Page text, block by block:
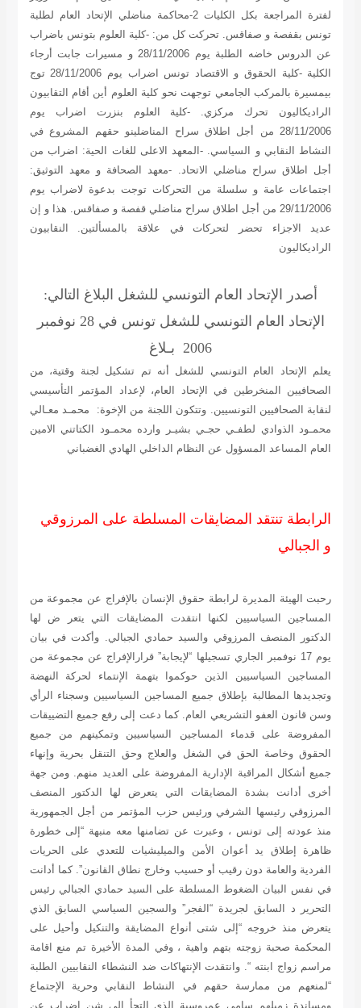
لفترة المراجعة بكل الكليات 2-محاكمة مناضلي الإتحاد العام لطلبة
تونس بقفصة و صفاقس. تحركت كل من: -كلية العلوم بتونس باضراب
عن الدروس خاضه الطلبة يوم 28/11/2006 و مسيرات جابت أرجاء
الكلية -كلية الحقوق و الاقتصاد تونس اضراب يوم 28/11/2006 توج
بيمسيرة بالمركب الجامعي توجهت نحو كلية العلوم أين أقام التقابيون
الراديكاليون تحرك مركزي. -كلية العلوم بنزرت اضراب يوم
28/11/2006 من أجل اطلاق سراح المناضلينو حقهم المشروع في
النشاط النقابي و السياسي. -المعهد الاعلى للغات الحية: اضراب من
أجل اطلاق سراح مناضلي الاتحاد. -معهد الصحافة و معهد التوثيق:
اجتماعات عامة و سلسلة من التحركات توجت بدعوة لاضراب يوم
29/11/2006 من أجل اطلاق سراح مناضلي قفصة و صفاقس. هذا و إن
عديد الاجزاء تحضر لتحركات في علاقة بالمسألتين.
النقابيون
الراديكاليون
أصدر الإتحاد العام التونسي للشغل البلاغ التالي:
الإتحاد العام التونسي للشغل
تونس في 28 نوفمبر
2006 بـلاغ
يعلم الإتحاد العام التونسي للشغل أنه تم تشكيل لجنة وقتية، من
الصحافيين المنخرطين في الإتحاد العام، لإعداد المؤتمر التأسيسي
لنقابة الصحافيين التونسيين. وتتكون اللجنة من الإخوة:
محمـد معـالي
محمـود الذوادي لطفـي حجـي بشيـر وارده محمـود الكتاتني
الامين
العام المساعد المسؤول عن النظام الداخلي
الهادي الغضباني
الرابطة تنتقد المضايقات المسلطة على المرزوقي
و الجبالي
رحبت الهيئة المديرة لرابطة حقوق الإنسان بالإفراج عن مجموعة من
المساجين السياسيين لكنها انتقدت المضايقات التي يتعر ض لها
الدكتور المنصف المرزوقي والسيد حمادي الجبالي. وأكدت في بيان
يوم 17 نوفمبر الجاري تسجيلها “لإيجابة” قرارالإفراج عن مجموعة من
المساجين السياسيين الذين حوكموا بتهمة الإنتماء لحركة النهضة
وتجديدها المطالبة بإطلاق جميع المساجين السياسيين وسجناء الرأي
وسن قانون العفو التشريعي العام. كما دعت إلى رفع جميع التضييقات
المفروضة على قدماء المساجين السياسيين وتمكينهم من جميع
الحقوق وخاصة الحق في الشغل والعلاج وحق التنقل بحرية وإنهاء
جميع أشكال المراقبة الإدارية المفروضة على العديد منهم. ومن جهة
أخرى أدانت بشدة المضايقات التي يتعرض لها الدكتور المنصف
المرزوقي رئيسها الشرفي ورئيس حزب المؤتمر من أجل الجمهورية
منذ عودته إلى تونس ، وعبرت عن تضامنها معه منبهة “إلى خطورة
ظاهرة إطلاق يد أعوان الأمن والميليشيات للتعدي على الحريات
الفردية والعامة دون رقيب أو حسيب وخارج نطاق القانون”. كما أدانت
في نفس البيان الضغوط المسلطة على السيد حمادي الجبالي رئيس
التحرير د السابق لجريدة “الفجر” والسجين السياسي السابق الذي
يتعرض منذ خروجه “إلى شتى أنواع المضايقة والتنكيل وأحيل على
المحكمة صحبة زوجته بتهم واهية ، وفي المدة الأخيرة تم منع اقامة
مراسم زواج ابنته “. وانتقدت الإنتهاكات ضد النشطاء النقابيين الطلبة
“لمنعهم من ممارسة حقهم في النشاط النقابي وحرية الإجتماع
ومساندة زميلهم سامي عمروسية الذي التجأ إلى شن إضراب عن